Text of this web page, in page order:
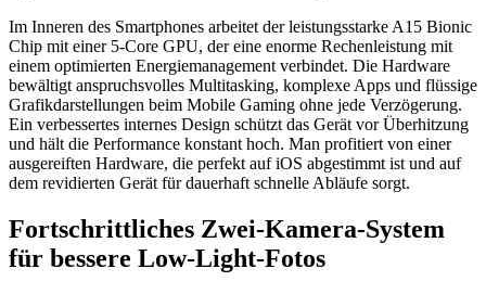
Im Inneren des Smartphones arbeitet der leistungsstarke A15 Bionic
Chip mit einer 5-Core GPU, der eine enorme Rechenleistung mit
einem optimierten Energiemanagement verbindet. Die Hardware
bewältigt anspruchsvolles Multitasking, komplexe Apps und flüssige
Grafikdarstellungen beim Mobile Gaming ohne jede Verzögerung.
Ein verbessertes internes Design schützt das Gerät vor Überhitzung
und hält die Performance konstant hoch. Man profitiert von einer
ausgereiften Hardware, die perfekt auf iOS abgestimmt ist und auf
dem revidierten Gerät für dauerhaft schnelle Abläufe sorgt.
Fortschrittliches Zwei-Kamera-System
für bessere Low-Light-Fotos